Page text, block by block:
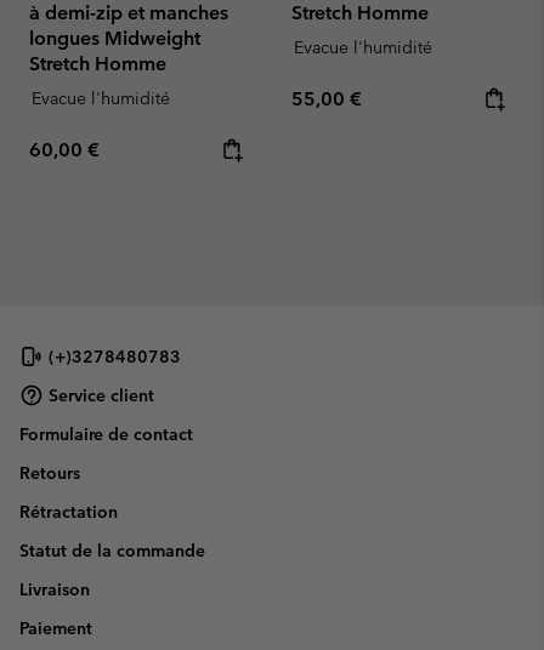
à demi-zip et manches
longues Midweight
Stretch Homme
Evacue l'humidité
Regular price:
60,00 €
Stretch Homme
Evacue l'humidité
Regular price:
55,00 €
(+)3278480783
Service client
Formulaire de contact
Retours
Rétractation
Statut de la commande
Livraison
Paiement